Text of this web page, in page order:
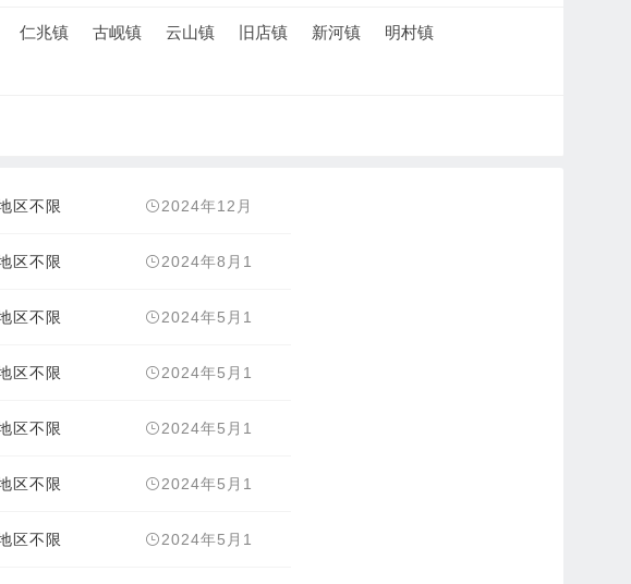
仁兆镇 古岘镇 云山镇 旧店镇 新河镇
明村镇
区不限 2024年12月
15日
区不限 2024年8月1
2日
区不限 2024年5月1
2日
区不限 2024年5月1
2日
区不限 2024年5月1
2日
区不限 2024年5月1
2日
区不限 2024年5月1